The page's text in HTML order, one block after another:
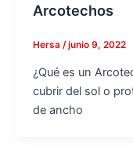
Arcotechos
Hersa /junio 9, 2022
¿Qué es un
cubrir del sol o
de ancho